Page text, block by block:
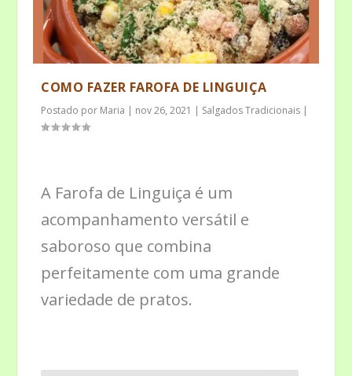
COMO FAZER FAROFA DE LINGUIÇA
Postado por Maria | nov 26, 2021 | Salgados Tradicionais |
A Farofa de Linguiça é um
acompanhamento versátil e
saboroso que combina
perfeitamente com uma grande
variedade de pratos.